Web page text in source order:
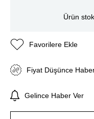
Ürün
Favorilere Ekle
Fiyat Düşünce
Gelince Haber Ver